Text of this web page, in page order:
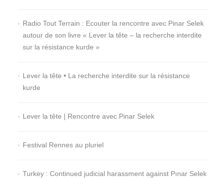
Radio Tout Terrain : Ecouter la rencontre avec Pinar Selek
autour de son livre « Lever la tête – la recherche interdite
sur la résistance kurde »
Lever la tête • La recherche interdite sur la résistance
kurde
Lever la tête | Rencontre avec Pinar Selek
Festival Rennes au pluriel
Turkey : Continued judicial harassment against Pınar Selek